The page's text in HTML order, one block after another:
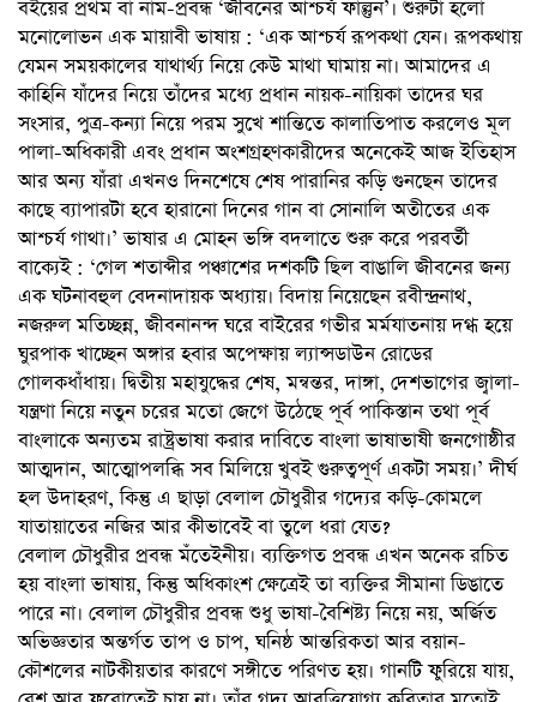
বইয়ের প্রথম বা নাম-প্রবন্ধ ‘জীবনের আশ্চর্য ফাল্গুন’। শুরুটা হলো
মনোলোভন এক মায়াবী ভাষায় : ‘এক আশ্চর্য রূপকথা যেন। রূপকথায়
যেমন সময়কালের যাথার্থ্য নিয়ে কেউ মাথা ঘামায় না। আমাদের এ
কাহিনি যাঁদের নিয়ে তাঁদের মধ্যে প্রধান নায়ক-নায়িকা তাদের ঘর
সংসার, পুত্র-কন্যা নিয়ে পরম সুখে শান্তিতে কালাতিপাত করলেও মূল
পালা-অধিকারী এবং প্রধান অংশগ্রহণকারীদের অনেকেই আজ ইতিহাস
আর অন্য যাঁরা এখনও দিনশেষে শেষ পারানির কড়ি গুনছেন তাদের
কাছে ব্যাপারটা হবে হারানো দিনের গান বা সোনালি অতীতের এক
আশ্চর্য গাথা।’ ভাষার এ মোহন ভঙ্গি বদলাতে শুরু করে পরবর্তী
বাক্যেই : ‘গেল শতাব্দীর পঞ্চাশের দশকটি ছিল বাঙালি জীবনের জন্য
এক ঘটনাবহুল বেদনাদায়ক অধ্যায়। বিদায় নিয়েছেন রবীন্দ্রনাথ,
নজরুল মতিচ্ছন্ন, জীবনানন্দ ঘরে বাইরের গভীর মর্মযাতনায় দগ্ধ হয়ে
ঘুরপাক খাচ্ছেন অঙ্গার হবার অপেক্ষায় ল্যান্সডাউন রোডের
গোলকধাঁধায়। দ্বিতীয় মহাযুদ্ধের শেষ, মন্বন্তর, দাঙ্গা, দেশভাগের জ্বালা-
যন্ত্রণা নিয়ে নতুন চরের মতো জেগে উঠেছে পূর্ব পাকিস্তান তথা পূর্ব
বাংলাকে অন্যতম রাষ্ট্রভাষা করার দাবিতে বাংলা ভাষাভাষী জনগোষ্ঠীর
আত্মদান, আত্মোপলব্ধি সব মিলিয়ে খুবই গুরুত্বপূর্ণ একটা সময়।’ দীর্ঘ
হল উদাহরণ, কিন্তু এ ছাড়া বেলাল চৌধুরীর গদ্যের কড়ি-কোমলে
যাতায়াতের নজির আর কীভাবেই বা তুলে ধরা যেত?
বেলাল চৌধুরীর প্রবন্ধ মঁতেইনীয়। ব্যক্তিগত প্রবন্ধ এখন অনেক রচিত
হয় বাংলা ভাষায়, কিন্তু অধিকাংশ ক্ষেত্রেই তা ব্যক্তির সীমানা ডিঙাতে
পারে না। বেলাল চৌধুরীর প্রবন্ধ শুধু ভাষা-বৈশিষ্ট্য নিয়ে নয়, অর্জিত
অভিজ্ঞতার অন্তর্গত তাপ ও চাপ, ঘনিষ্ঠ আন্তরিকতা আর বয়ান-
কৌশলের নাটকীয়তার কারণে সঙ্গীতে পরিণত হয়। গানটি ফুরিয়ে যায়,